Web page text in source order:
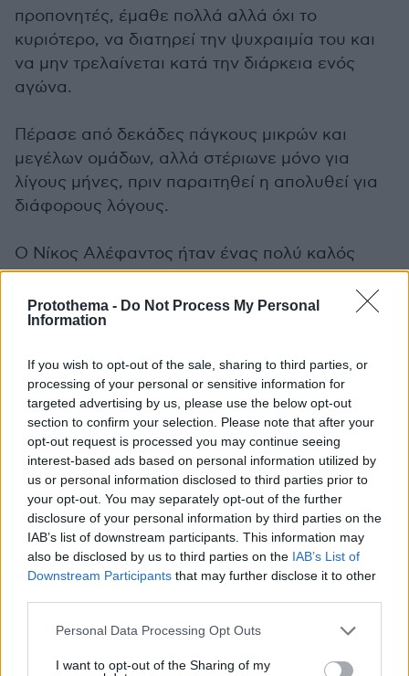
Protothema - Do Not Process My Personal
Information
If you wish to opt-out of the sale, sharing to third parties, or
processing of your personal or sensitive information for
targeted advertising by us, please use the below opt-out
section to confirm your selection. Please note that after your
opt-out request is processed you may continue seeing
interest-based ads based on personal information utilized by
us or personal information disclosed to third parties prior to
your opt-out. You may separately opt-out of the further
disclosure of your personal information by third parties on the
IAB’s list of downstream participants. This information may
also be disclosed by us to third parties on the IAB’s List of
Downstream Participants that may further disclose it to other
Please note that this website/app uses one or more Google
not limited to your visit or usage behaviour. You may click to
Personal Data Processing Opt Outs
I want to opt-out of the Sharing of my
προπονητές, έμαθε πολλά αλλά όχι το
κυριότερο, να διατηρεί την ψυχραιμία του και
να μην τρελαίνεται κατά την διάρκεια ενός
αγώνα.
Πέρασε από δεκάδες πάγκους μικρών και
μεγέλων ομάδων, αλλά στέριωνε μόνο για
λίγους μήνες, πριν παραιτηθεί η απολυθεί για
διάφορους λόγους.
Ο Νίκος Αλέφαντος ήταν ένας πολύ καλός
θεωρητικός των τακτικών του ποδοσφαίρου,
αλλά για πολλούς παρέμεινε ένας γραφικός
διασκεδαστής που έκανε αναλύσεις φορώντας